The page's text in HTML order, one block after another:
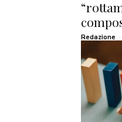
Redazione -